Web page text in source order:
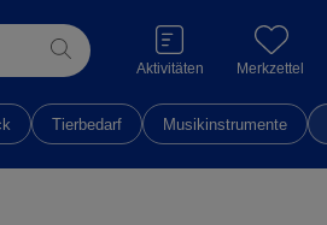
Aktivitäten Merkzettel
Tierbedarf Musikinstrumente